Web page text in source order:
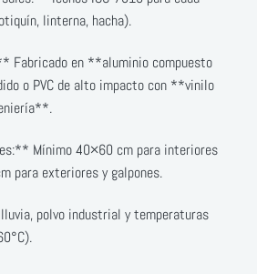
linterna, hacha).
Fabricado en **aluminio compuesto
o PVC de alto impacto con **vinilo
Mínimo 40×60 cm para interiores
para exteriores y galpones.
polvo industrial y temperaturas